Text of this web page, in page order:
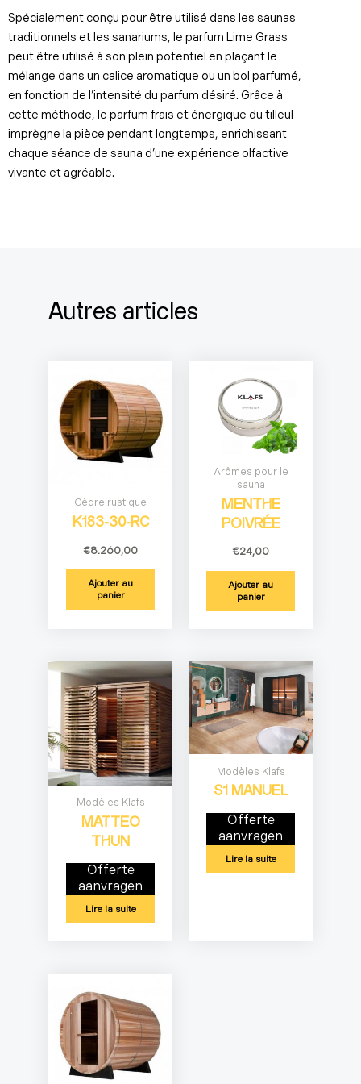
Spécialement conçu pour être utilisé dans les saunas
traditionnels et les sanariums, le parfum Lime Grass
peut être utilisé à son plein potentiel en plaçant le
mélange dans un calice aromatique ou un bol parfumé,
en fonction de l’intensité du parfum désiré. Grâce à
cette méthode, le parfum frais et énergique du tilleul
imprègne la pièce pendant longtemps, enrichissant
chaque séance de sauna d’une expérience olfactive
vivante et agréable.
Autres articles
Cèdre rustique
K183-30-RC
€8.260,00
Ajouter au
panier
Arômes pour le
sauna
MENTHE
POIVRÉE
€24,00
Ajouter au
panier
Modèles Klafs
MATTEO
THUN
Offerte
aanvragen
Lire la suite
Modèles Klafs
S1 MANUEL
Offerte
aanvragen
Lire la suite